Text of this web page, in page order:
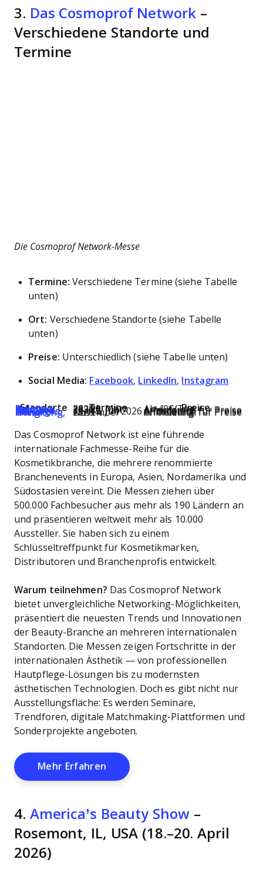
3. Das Cosmoprof Network–
Verschiedene Standorte und
Termine
Die Cosmoprof Network-Messe
Termine: Verschiedene Termine (siehe Tabelle
unten)
Ort: Verschiedene Standorte (siehe Tabelle
unten)
Preise: Unterschiedlich (siehe Tabelle unten)
Social Media: Facebook, LinkedIn, Instagram
Standorte Termine Preise
Bologna, Italien 26.–29. März 2026 Ab 40€/Tag
Bangkok, Thailand 24.–26. Juni 2026 Anmeldung erforderlich für Preise
Las Vegas, NV 13.–15. Juli 2026 Anmeldung erforderlich für Preise
Hongkong, China 11.–14. November 2026 Anmeldung erforderlich für Preise
Das Cosmoprof Network ist eine führende
internationale Fachmesse-Reihe für die
Kosmetikbranche, die mehrere renommierte
Branchenevents in Europa, Asien, Nordamerika und
Südostasien vereint. Die Messen ziehen über
500.000 Fachbesucher aus mehr als 190 Ländern an
und präsentieren weltweit mehr als 10.000
Aussteller. Sie haben sich zu einem
Schlüsseltreffpunkt für Kosmetikmarken,
Distributoren und Branchenprofis entwickelt.
Warum teilnehmen? Das Cosmoprof Network
bietet unvergleichliche Networking-Möglichkeiten,
präsentiert die neuesten Trends und Innovationen
der Beauty-Branche an mehreren internationalen
Standorten. Die Messen zeigen Fortschritte in der
internationalen Ästhetik — von professionellen
Hautpflege-Lösungen bis zu modernsten
ästhetischen Technologien. Doch es gibt nicht nur
Ausstellungsfläche: Es werden Seminare,
Trendforen, digitale Matchmaking-Plattformen und
Sonderprojekte angeboten.
Mehr Erfahren Opens New Window
4. America’s Beauty Show–
Rosemont, IL, USA (18.–20. April
2026)